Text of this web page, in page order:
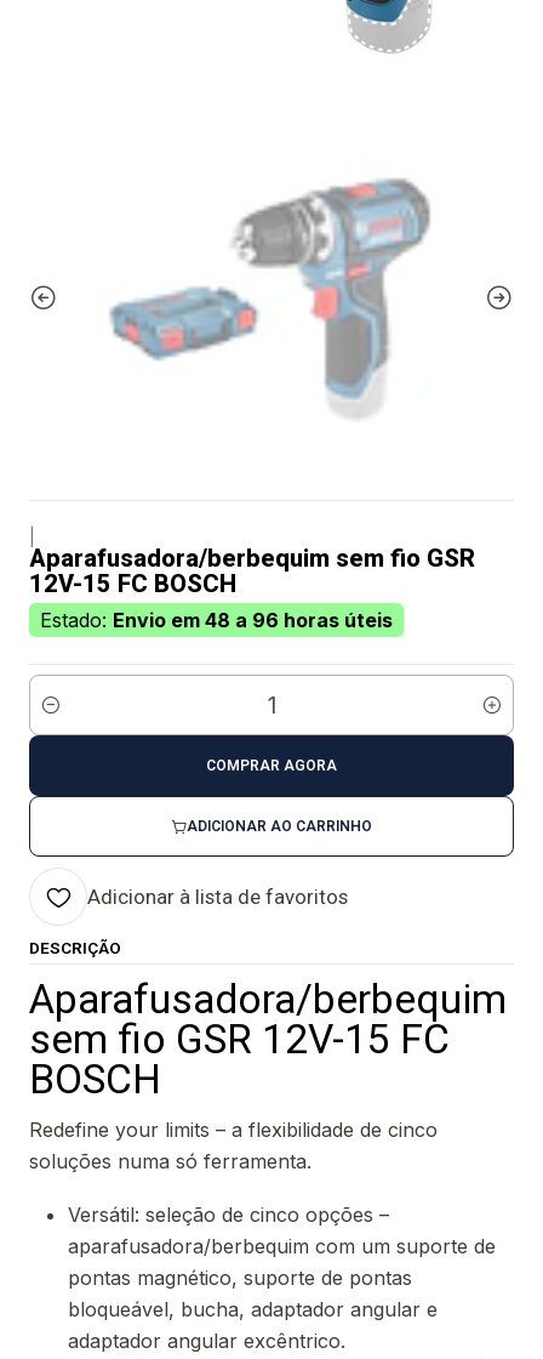
Aparafusadora/berbequim sem fio GSR
12V-15 FC BOSCH
Estado: Envio em 48 a 96 horas úteis
Quantidade
ADICIONAR AO CARRINHO
COMPRAR AGORA
Adicionar à lista de favoritos
DESCRIÇÃO
Aparafusadora/berbequim
sem fio GSR 12V-15 FC
BOSCH
Redefine your limits – a flexibilidade de cinco
soluções numa só ferramenta.
Versátil: seleção de cinco opções –
aparafusadora/berbequim com um suporte de
pontas magnético, suporte de pontas
bloqueável, bucha, adaptador angular e
adaptador angular excêntrico.